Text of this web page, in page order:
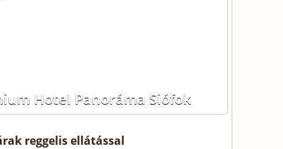
Hotel Panoráma Siófok
reggelis ellátással